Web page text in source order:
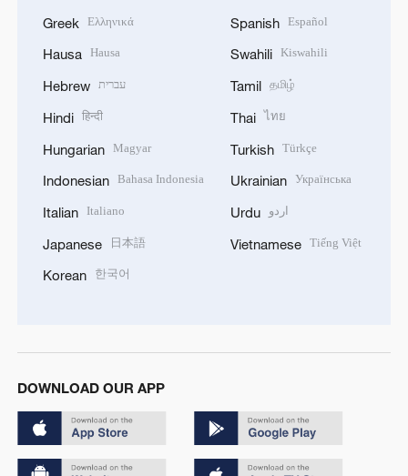
Greek Ελληνικά
Hausa Hausa
Hebrew עברית
Hindi हिन्दी
Hungarian Magyar
Indonesian Bahasa Indonesia
Italian Italiano
Japanese 日本語
Korean 한국어
Spanish Español
Swahili Kiswahili
Tamil தமிழ்
Thai ไทย
Turkish Türkçe
Ukrainian Українська
Urdu اردو
Vietnamese Tiếng Việt
DOWNLOAD OUR APP